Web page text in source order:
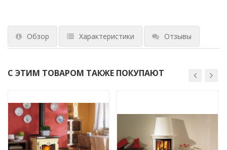
Обзор Характеристики Отзывы
С ЭТИМ ТОВАРОМ ТАКЖЕ ПОКУПАЮТ